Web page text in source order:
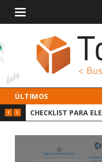
Alternar
ÚLTIMOS
ARQUITECTURA DE DATOS